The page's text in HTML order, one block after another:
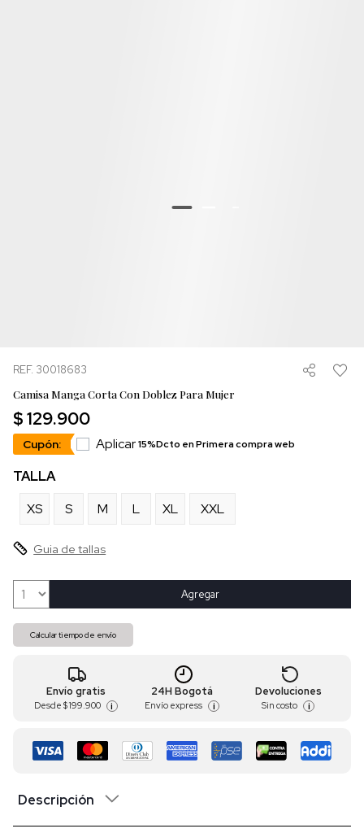
REF. 30018683
Camisa Manga Corta Con Doblez Para Mujer
$ 129.900
Cupón: Aplicar15%Dcto en Primera compra web
TALLA
XS
S M L XL XXL
Guia de tallas
Agregar
Calcular tiempo de envío
Envío gratis
Desde $ 199.900 i
24H Bogotá
Envío express i
Devoluciones
Sin costo i
Descripción